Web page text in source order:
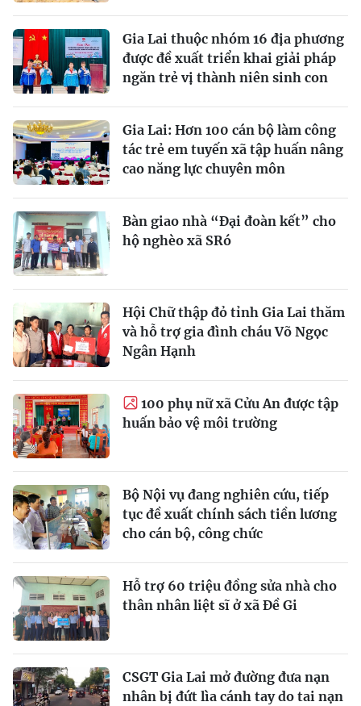
Gia Lai thuộc nhóm 16 địa phương
được đề xuất triển khai giải pháp
ngăn trẻ vị thành niên sinh con
Gia Lai: Hơn 100 cán bộ làm công
tác trẻ em tuyến xã tập huấn nâng
cao năng lực chuyên môn
Bàn giao nhà “Đại đoàn kết” cho
hộ nghèo xã SRó
Hội Chữ thập đỏ tỉnh Gia Lai thăm
và hỗ trợ gia đình cháu Võ Ngọc
Ngân Hạnh
100 phụ nữ xã Cửu An được tập
huấn bảo vệ môi trường
Bộ Nội vụ đang nghiên cứu, tiếp
tục đề xuất chính sách tiền lương
cho cán bộ, công chức
Hỗ trợ 60 triệu đồng sửa nhà cho
thân nhân liệt sĩ ở xã Đề Gi
CSGT Gia Lai mở đường đưa nạn
nhân bị đứt lìa cánh tay do tai nạn